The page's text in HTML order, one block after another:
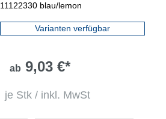
11122330 blau/lemon
Varianten verfügbar
ab 9,03 €*
je Stk / inkl. MwSt